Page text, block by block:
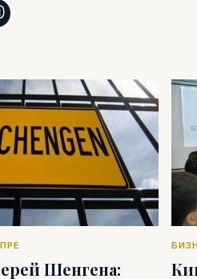
Шенгена: